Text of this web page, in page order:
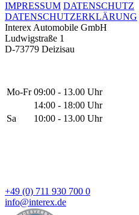
IMPRESSUM DATENSCHUTZ
DATENSCHUTZERKLÄRUNG
Interex Automobile GmbH
Ludwigstraße 1
D-73779 Deizisau
Mo-Fr 09:00 - 13.00 Uhr
14:00 - 18:00 Uhr
Sa
10:00 - 13.00 Uhr
+49 (0) 711 930 700 0
info@interex.de